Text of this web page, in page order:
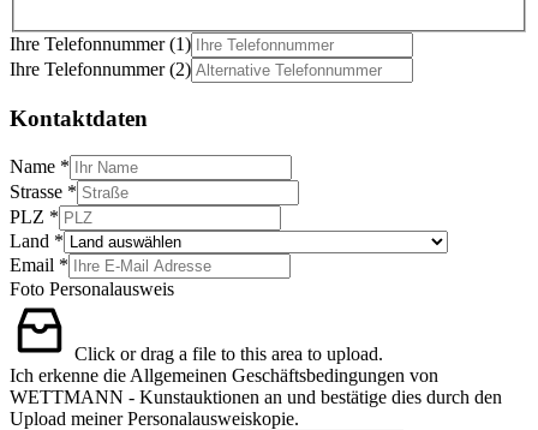
Ihre Telefonnummer (1)
Ihre Telefonnummer (2)
Kontaktdaten
Name *
Strasse *
PLZ *
Land *
Email *
Foto Personalausweis
Click or drag a file to this area to upload.
Ich erkenne die Allgemeinen Geschäftsbedingungen von
WETTMANN - Kunstauktionen an und bestätige dies durch den
Upload meiner Personalausweiskopie.